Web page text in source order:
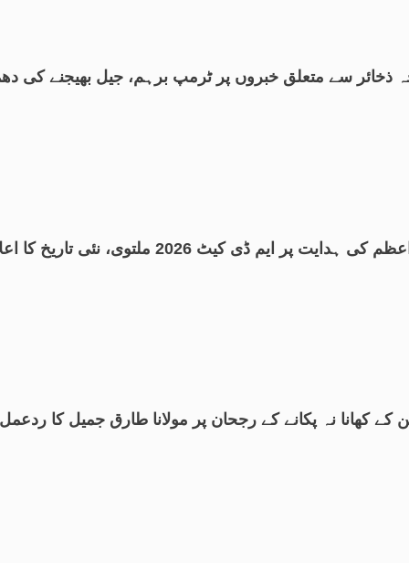
ذخائر سے متعلق خبروں پر ٹرمپ برہم، جیل بھیجنے کی
کی ہدایت پر ایم ڈی کیٹ 2026 ملتوی، نئی تاریخ کا اعلان
کے کھانا نہ پکانے کے رجحان پر مولانا طارق جمیل کا ردعمل